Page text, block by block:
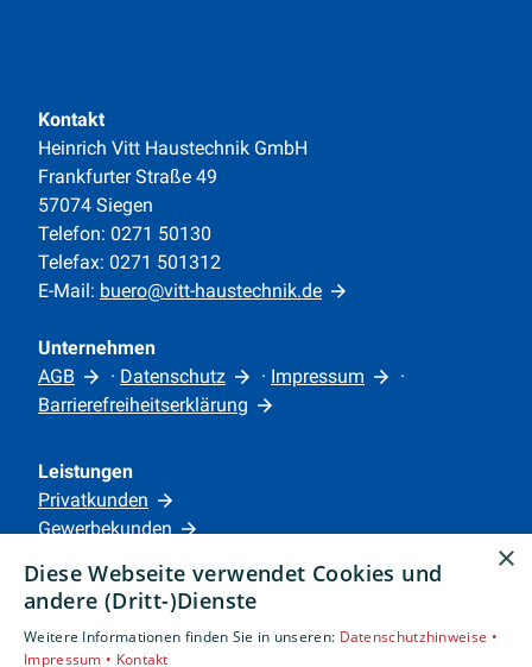
Kontakt
Heinrich Vitt Haustechnik GmbH
Frankfurter Straße 49
57074 Siegen
Telefon: 0271 50130
Telefax: 0271 501312
E-Mail: buero@vitt-haustechnik.de
Unternehmen
AGB
· Datenschutz · Impressum
·
Barrierefreiheitserklärung
Leistungen
Privatkunden
Gewerbekunden
Unternehmen
Standorte
×
Diese Webseite verwendet Cookies und
andere (Dritt-)Dienste
Weitere Informationen finden Sie in unseren: Datenschutzhinweise •
Impressum • Kontakt